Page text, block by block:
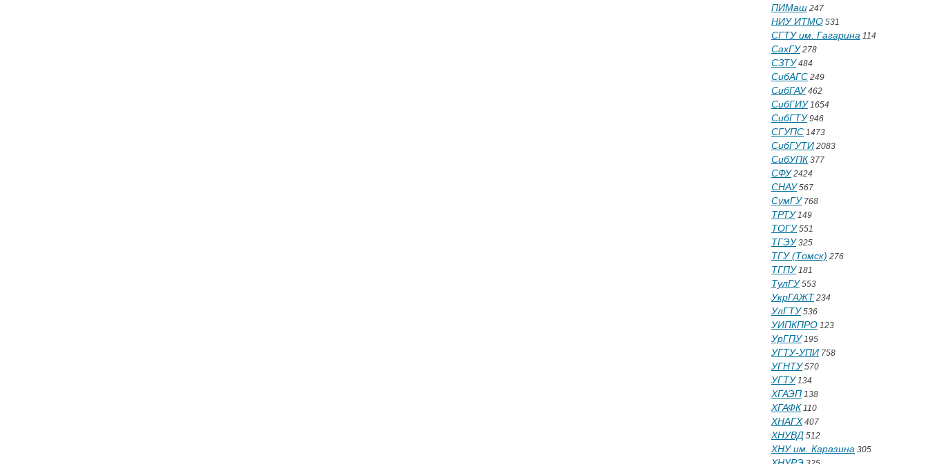
ПИМаш 247
НИУ ИТМО 531
СГТУ им. Гагарина 114
СахГУ278
СЗТУ484
СибАГС 249
СибГАУ462
СибГИУ1654
СибГТУ946
СГУПС 1473
СибГУТИ 2083
СибУПК 377
СФУ2424
СНАУ567
СумГУ768
ТРТУ149
ТОГУ551
ТГЭУ325
ТГУ (Томск) 276
ТГПУ181
ТулГУ553
УкрГАЖТ 234
УлГТУ536
УИПКПРО 123
УрГПУ195
УГТУ-УПИ 758
УГНТУ570
УГТУ134
ХГАЭП 138
ХГАФК 110
ХНАГХ 407
ХНУВД 512
ХНУ им. Каразина 305